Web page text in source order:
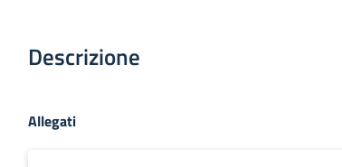
Descrizione
Allegati